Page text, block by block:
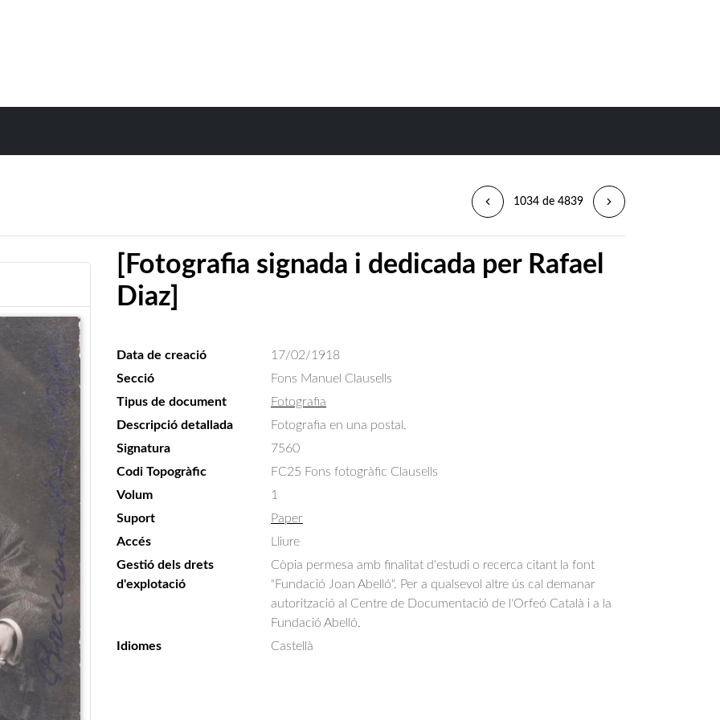
1034 de 4839
[Fotografia signada i dedicada per Rafael
Diaz]
Data de creació
17/02/1918
Secció
Fons Manuel Clausells
Tipus de document
Fotografia
Descripció detallada
Fotografia en una postal.
Signatura
7560
Codi Topogràfic
FC25 Fons fotogràfic Clausells
Volum
1
Suport
Paper
Accés
Lliure
Gestió dels drets
d'explotació
Còpia permesa amb finalitat d'estudi o recerca citant la font
"Fundació Joan Abelló". Per a qualsevol altre ús cal demanar
autorització al Centre de Documentació de l'Orfeó Català i a la
Fundació Abelló.
Idiomes
Castellà